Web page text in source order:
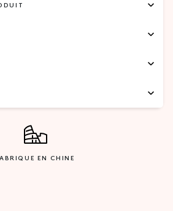
EN CHINE